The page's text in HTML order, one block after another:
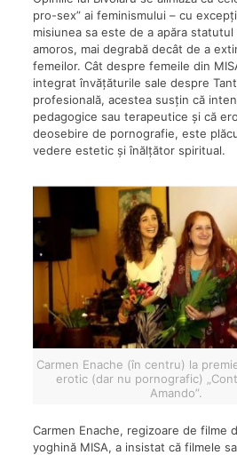
pro-sex” ai feminismului – cu
misiunea sa este de a apăra statutul
amoros, mai degrabă decât de a
femeilor. Cât despre femeile din
integrat învățăturile sale despre
profesională, acestea susțin că
pedagogice sau terapeutice și că
deosebire de pornografie, este
vedere estetic și înălțător spiritual.
Carmen Enache (în centru) la
erotic (dar nu pornografic)
Amando”.
Carmen Enache, regizoare de filme
yoghină MISA, a insistat că filmele